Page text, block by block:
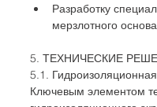
Разработку
мерзлотного
5. ТЕХНИЧЕСКИЕ
5.1.
Ключевым элементом